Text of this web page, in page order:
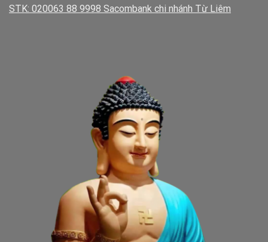
STK: 020063 88 9998 Sacombank chi nhánh Từ Liêm